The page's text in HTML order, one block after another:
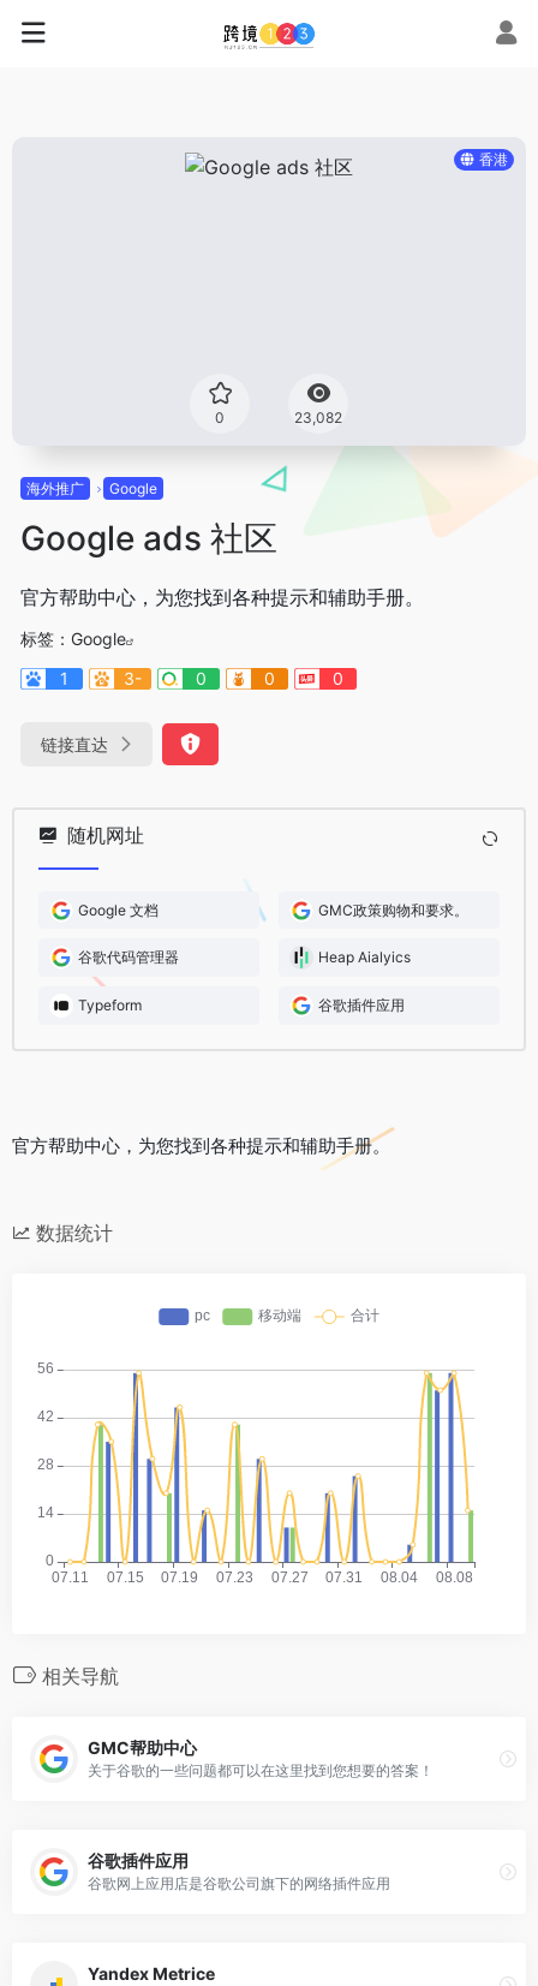
香港
0 23,082
海外推广 Google
Google ads 社区
官方帮助中心，为您找到各种提示和辅助手册。
标签： Google
1
3- 0 0 0
链接直达
随机网址
Google 文档 GMC政策购物和要求。
谷歌代码管理器 Heap Aialyics
Typeform 谷歌插件应用
官方帮助中心，为您找到各种提示和辅助手册。
数据统计
相关导航
GMC帮助中心
关于谷歌的一些问题都可以在这里找到您想要的答案！
谷歌插件应用
谷歌网上应用店是谷歌公司旗下的网络插件应用
Yandex Metrice